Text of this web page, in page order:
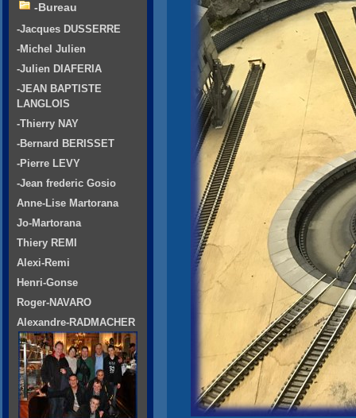
-Bureau
-Jacques DUSSERRE
-Michel Julien
-Julien DIAFERIA
-JEAN BAPTISTE
LANGLOIS
-Thierry NAY
-Bernard BERISSET
-Pierre LEVY
-Jean frederic Gosio
Anne-Lise Martorana
Jo-Martorana
Thiery REMI
Alexi-Remi
Henri-Gonse
Roger-NAVARO
Alexandre-RADMACHER